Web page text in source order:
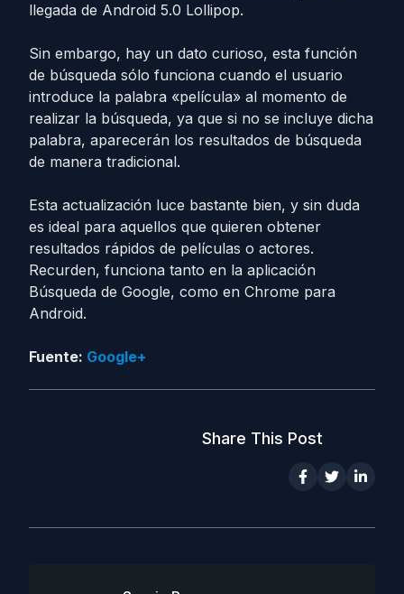
llegada de Android 5.0 Lollipop.
Sin embargo, hay un dato curioso, esta función
de búsqueda sólo funciona cuando el usuario
introduce la palabra «película» al momento de
realizar la búsqueda, ya que si no se incluye dicha
palabra, aparecerán los resultados de búsqueda
de manera tradicional.
Esta actualización luce bastante bien, y sin duda
es ideal para aquellos que quieren obtener
resultados rápidos de películas o actores.
Recurden, funciona tanto en la aplicación
Búsqueda de Google, como en Chrome para
Android.
Fuente: Google+
Share This Post